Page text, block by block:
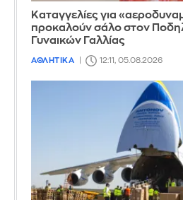
Καταγγελίες για
προκαλούν σάλο στον
Γυναικών Γαλλίας
ΑΘΛΗΤΙΚΑ 12:11, 05.08.2026